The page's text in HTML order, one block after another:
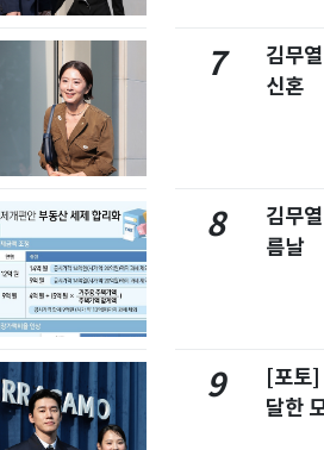
7
김무
신혼
8
김무
름날
9
[포토]
달한